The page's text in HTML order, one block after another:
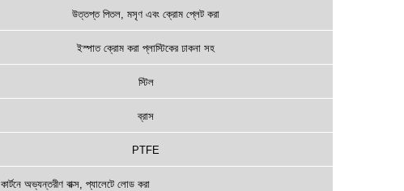
উত্তপ্ত পিতল, মসৃণ এবং ক্রোম প্লেট করা
ইস্পাত ক্রোম করা প্লাস্টিকের ঢাকনা সহ
স্টিল
ব্রাস
PTFE
কার্টনে অভ্যন্তরীণ বাক্স, প্যালেটে লোড করা